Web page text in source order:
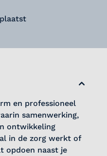
en professioneel
samenwerking,
ontwikkeling
in de zorg werkt of
opdoen naast je